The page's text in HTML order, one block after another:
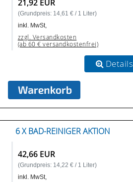
21,92 EUR
(Grundpreis: 14,61 € / 1 Liter)
inkl. MwSt,
zzgl. Versandkosten
(ab 60 € versandkostenfrei)
Details
6 X BAD-REINIGER AKTION
42,66 EUR
(Grundpreis: 14,22 € / 1 Liter)
inkl. MwSt,